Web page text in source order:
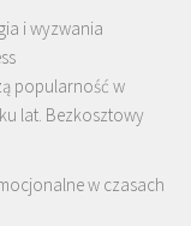
i wyzwania
popularność w
lat. Bezkosztowy
w czasach